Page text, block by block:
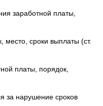
заработной платы,
сроки выплаты (ст.
платы, порядок,
за нарушение сроков